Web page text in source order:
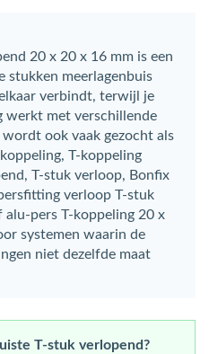
20 x 20 x 16 mm is een
stukken meerlagenbuis
verbindt, terwijl je
werkt met verschillende
ook vaak gezocht als
T-koppeling
T-stuk verloop, Bonfix
verloop T-stuk
alu-pers T-koppeling 20 x
systemen waarin de
niet dezelfde maat
T-stuk verlopend?